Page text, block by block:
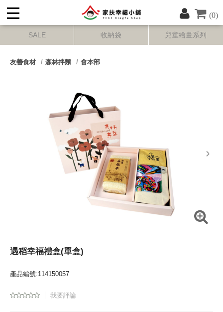
(0)
SALE 收納袋 兒童繪畫系列
友善食材 森林拌麵 會本部
next
遇稻幸福禮盒(單盒)
產品編號:114150057
我要評論